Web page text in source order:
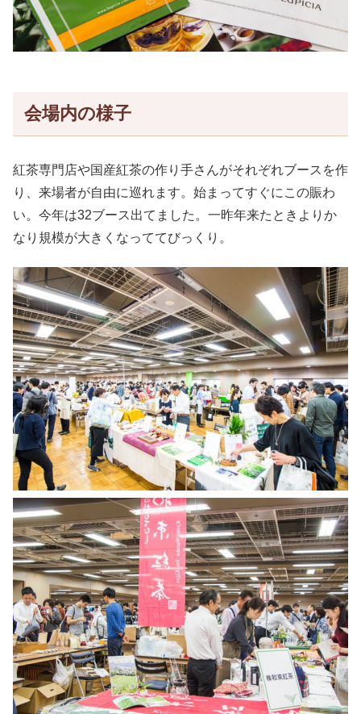
会場内の様子
紅茶専門店や国産紅茶の作り手さんがそれぞれブースを作
り、来場者が自由に巡れます。始まってすぐにこの賑わ
い。今年は32ブース出てました。一昨年来たときよりか
なり規模が大きくなっててびっくり。